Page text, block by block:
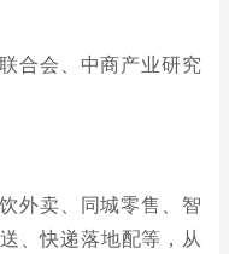
合会、中商产业研究
外卖、同城零售、智
、快递落地配等，从